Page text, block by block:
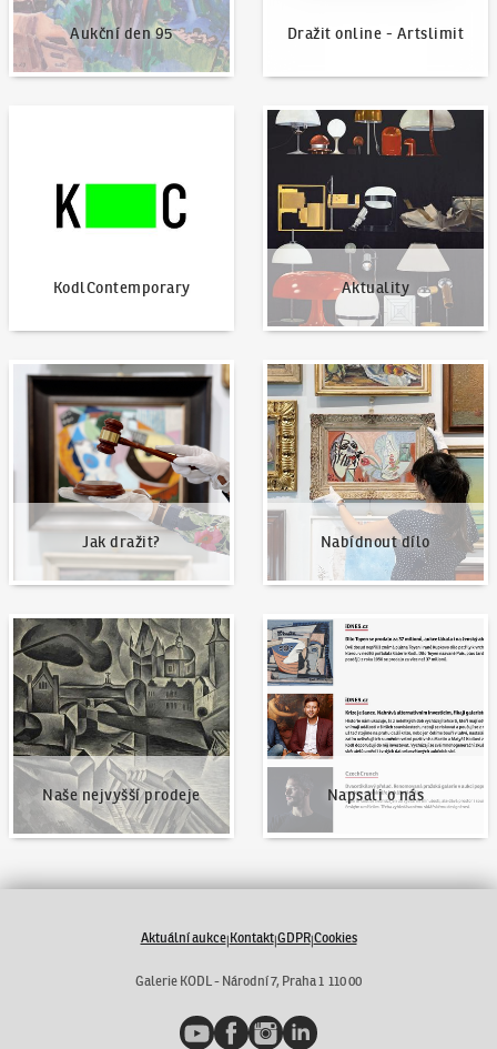
Aukční den 95 Dražit online - Artslimit
KodlContemporary Aktuality
Aktuality
Jak dražit?
Jak dražit?
Nabídnout dílo
Nabídnout dílo
Naše nejvyšší prodeje
Naše nejvyšší prodeje
Napsali o nás
Napsali o nás
Aktuální aukce|Kontakt|GDPR|Cookies
Galerie KODL - Národní 7, Praha 1 110 00
YouTubeFacebookInstagramLinkedIn